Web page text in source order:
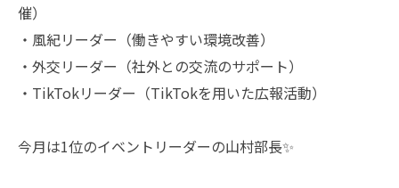
催）
・風紀リーダー（働きやすい環境改善）
・外交リーダー（社外との交流のサポート）
・TikTokリーダー（TikTokを用いた広報活動）
今月は1位のイベントリーダーの山村部長✨